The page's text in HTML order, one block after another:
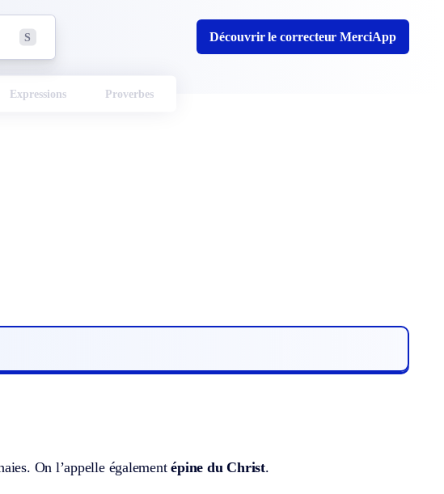
S Découvrir le correcteur MerciApp
Expressions Proverbes
On l’appelle égalementépine du Christ.